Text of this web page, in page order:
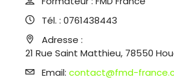
Tél. : 0761438443
Adresse :
21 Rue Saint Matthieu, 78550
Email: contact@fmd-